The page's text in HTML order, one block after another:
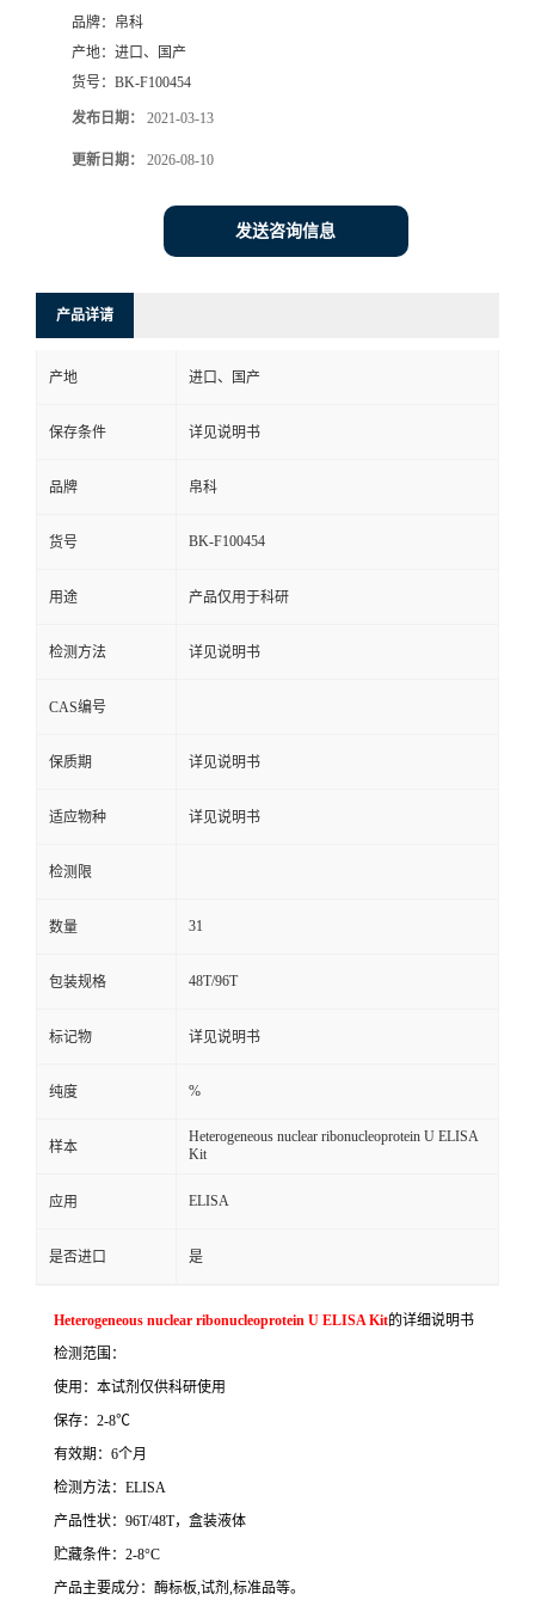
品牌： 帛科
产地： 进口、国产
货号： BK-F100454
发布日期： 2021-03-13
更新日期： 2026-08-10
发送咨询信息
产品详请
产地 进口、国产
保存条件 详见说明书
品牌 帛科
货号 BK-F100454
用途 产品仅用于科研
检测方法 详见说明书
CAS编号
保质期 详见说明书
适应物种 详见说明书
检测限
数量 31
包装规格 48T/96T
标记物 详见说明书
纯度 %
样本
Heterogeneous nuclear ribonucleoprotein U ELISA
Kit
应用 ELISA
是否进口 是
Heterogeneous nuclear ribonucleoprotein U ELISA Kit的详细说明书
检测范围：
使用：本试剂仅供科研使用
保存： 2-8℃
有效期： 6个月
检测方法： ELISA
产品性状： 96T/48T，盒装液体
贮藏条件： 2-8°C
产品主要成分：酶标板,试剂 ,标准品等。